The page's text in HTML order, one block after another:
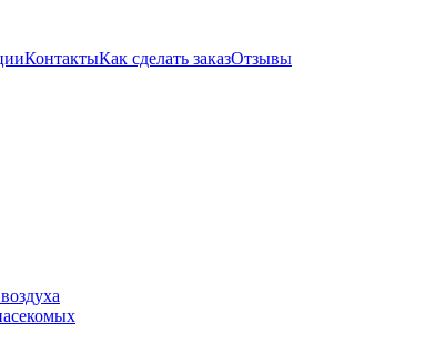
КонтактыКак сделать заказОтзывы